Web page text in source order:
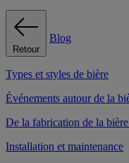
Retour
Blog
Types et styles de bière
Événements autour de la
De la fabrication de la
Installation et maintenance